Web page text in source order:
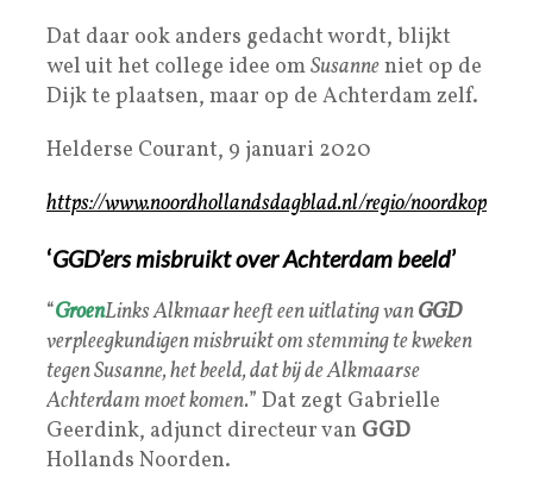
Dat daar ook anders gedacht wordt, blijkt
wel uit het college idee omSusanneniet op de
Dijk te plaatsen, maar op de Achterdam zelf.
Helderse Courant, 9 januari 2020
https://www.noordhollandsdagblad.nl/regio/noordkop
‘GGD’ers misbruikt over Achterdam beeld’
“GroenLinks Alkmaar heeft een uitlating vanGGD
verpleegkundigen misbruikt om stemming te kweken
tegen Susanne, het beeld, dat bij de Alkmaarse
Achterdam moet komen.” Dat zegt Gabrielle
Geerdink, adjunct directeur van GGD
Hollands Noorden.